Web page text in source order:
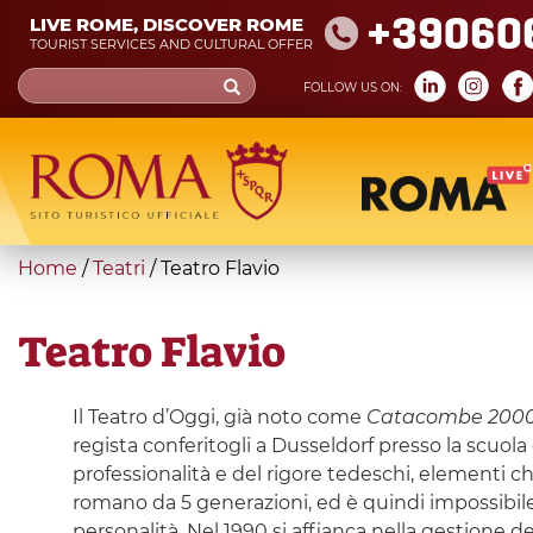
Skip
main
content
LIVE ROME, DISCOVER ROME
TOURIST SERVICES AND CULTURAL OFFER
FOLLOW US ON:
Search
form
Search
You
here
Home / Teatri /Teatro Flavio
Teatro Flavio
Il Teatro d’Oggi, già noto come Catacombe
regista conferitogli a Dusseldorf presso la
professionalità e del rigore tedeschi, elementi
romano da 5 generazioni, ed è quindi